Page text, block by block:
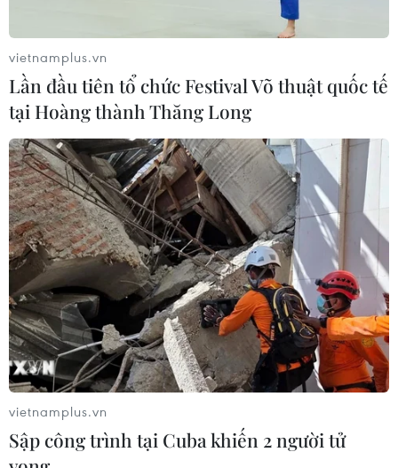
vietnamplus.vn
Lần đầu tiên tổ chức Festival Võ thuật quốc tế
tại Hoàng thành Thăng Long
vietnamplus.vn
Sập công trình tại Cuba khiến 2 người tử